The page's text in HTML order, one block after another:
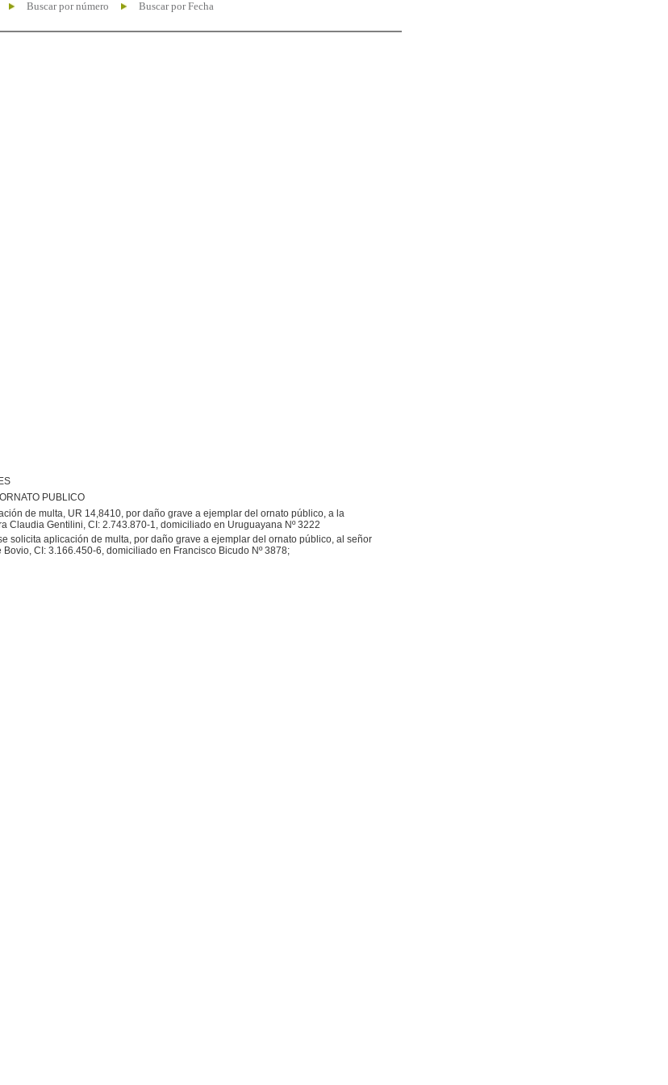
Buscar por número Buscar por Fecha
PUBLICO
de multa, UR 14,8410, por daño grave a ejemplar del ornato público, a la
Claudia Gentilini, CI: 2.743.870-1, domiciliado en Uruguayana Nº 3222
solicita aplicación de multa, por daño grave a ejemplar del ornato público, al señor
Bovio, CI: 3.166.450-6, domiciliado en Francisco Bicudo Nº 3878;